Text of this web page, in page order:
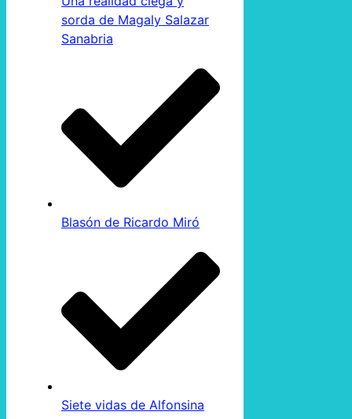
sorda de Magaly Salazar
Sanabria
Blasón de Ricardo Miró
Siete vidas de Alfonsina